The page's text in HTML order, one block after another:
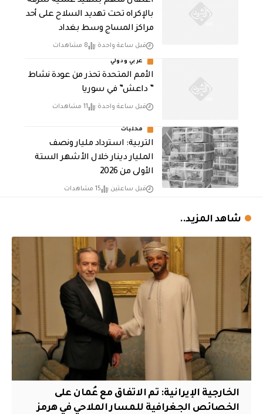
بالإكراه تحت تهديد السلاح على أحد
مراكز المساج وسط بغداد
قبل ساعة واحدة 8 مشاهدات
عربي ودولي
الأمم المتحدة تحذر من عودة نشاط
” داعش” في سوريا
قبل ساعة واحدة 11 مشاهدات
محليات
التربية: استرداد مليار ونصف
المليار دينار خلال الأشهر الستة
الأولى من 2026
قبل ساعتين 15 مشاهدات
شاهد المزيد..
‏الخارجية الإيرانية: تم الاتفاق مع عُمان على
الخصائص الجغرافية للمسار الملاحي في هرمز